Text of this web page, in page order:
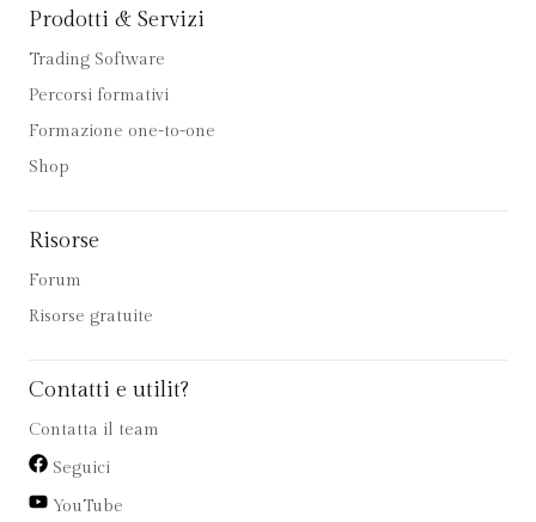
Prodotti & Servizi
Trading Software
Percorsi formativi
Formazione one-to-one
Shop
Risorse
Forum
Risorse gratuite
Contatti e utilit?
Contatta il team
Seguici
YouTube